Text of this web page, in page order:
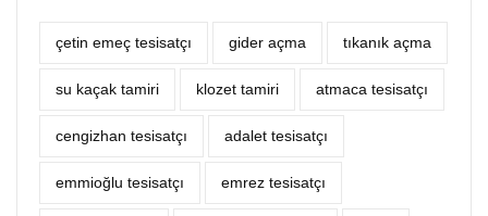
çetin emeç tesisatçı ‎gider açma tıkanık açma
su kaçak tamiri klozet tamiri atmaca tesisatçı
cengizhan tesisatçı adalet tesisatçı
emmioğlu tesisatçı emrez tesisatçı